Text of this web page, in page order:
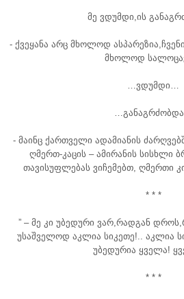
მე ვდუმდი,ის
- ქვეყანა არც მხოლოდ
მხოლოდ
…ვდუმდი…
- მაინც ქართველი ადამიანის
ღმერთ-კაცის – ამირანის სისხლი
თავისუფლებას ვიჩემებთ, ღმერთი
* * *
” – მე კი უბედური ვარ,რადგან
უსაშველოდ აკლია სიკეთე!.. აკლია
უბედურია ყველა!
* * *